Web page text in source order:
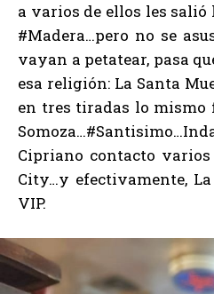
a varios de ellos les salió
#Madera…pero no se
vayan a petatear, pasa
esa religión: La Santa
en tres tiradas lo mismo
Cipriano contacto
City…y efectivamente,
VIP.